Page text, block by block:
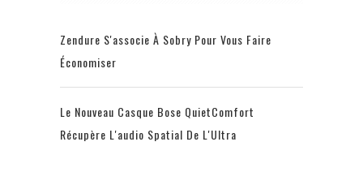
Zendure S'associe À Sobry Pour Vous Faire
Économiser
Le Nouveau Casque Bose QuietComfort
Récupère L'audio Spatial De L'Ultra